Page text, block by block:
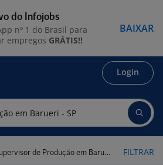
Login
de Produção em Barueri - SP FILTRAR
do Infojobs
nº 1 do Brasil para
empregos GRÁTIS!!
BAIXAR